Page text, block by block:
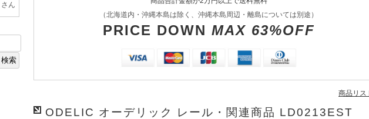
さん
（北海道内・沖縄本島は除く、沖縄本島周辺・離島については別途）
PRICE DOWN MAX 63%OFF
商品リス
ODELIC オーデリック レール・関連商品 LD0213EST